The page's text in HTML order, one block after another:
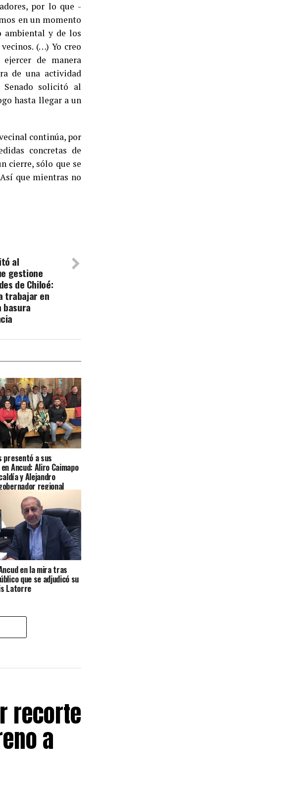
por lo que -
en un momento
ambiental y de los
(…) Yo creo
de manera
de una actividad
solicitó al
hasta llegar a un
continúa, por
concretas de
cierre, sólo que se
que mientras no
al
gestione
de Chiloé:
trabajar en
basura
presentó a sus
Ancud: Aliro Caimapo
y Alejandro
regional
en la mira tras
que se adjudicó su
Latorre
recorte
a